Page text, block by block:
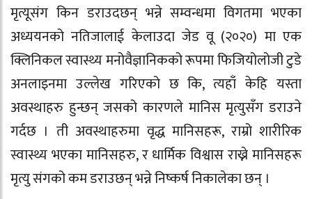
मृत्यूसंग किन डराउदछन् भन्ने सम्वन्धमा विगतमा भएका
अध्ययनको नतिजालाई केलाउदा जेड वू (२०२०) मा एक
क्लिनिकल स्वास्थ्य मनोवैज्ञानिकको रूपमा फिजियोलोजी टुडे
अनलाइनमा उल्लेख गरिएको छ कि, त्यहाँ केहि यस्ता
अवस्थाहरु हुन्छन् जसको कारणले मानिस मृत्युसँग डराउने
गर्दछ । ती अवस्थाहरुमा वृद्ध मानिसहरू, राम्रो शारीरिक
स्वास्थ्य भएका मानिसहरु, र धार्मिक विश्वास राख्ने मानिसहरू
मृत्यु संगको कम डराउछन् भन्ने निष्कर्ष निकालेका छन् ।